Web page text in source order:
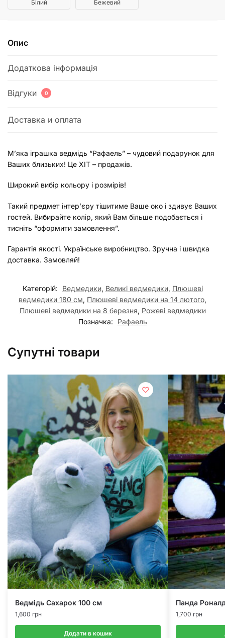
Білий Бежевий
Опис
Додаткова інформація
Відгуки 0
Доставка и оплата
М’яка іграшка ведмідь “Рафаель” – чудовий подарунок для
Ваших близьких! Це ХІТ – продажів.
Широкий вибір кольору і розмірів!
Такий предмет інтер’єру тішитиме Ваше око і здивує Ваших
гостей. Вибирайте колір, який Вам більше подобається і
тисніть “оформити замовлення”.
Гарантія якості. Українське виробництво. Зручна і швидка
доставка. Замовляй!
Категорій: Ведмедики, Великі ведмедики, Плюшеві
ведмедики 180 см, Плюшеві ведмедики на 14 лютого,
Плюшеві ведмедики на 8 березня, Рожеві ведмедики
Позначка:
Рафаель
Супутні товари
Ведмідь Сахарок 100 см
1,600 грн
Додати в кошик
Панда
1,700 грн